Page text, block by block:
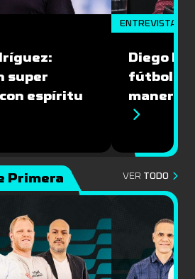
super
espíritu
ENTREVISTA
Diego
fútbol
manera
Primera VER TODO